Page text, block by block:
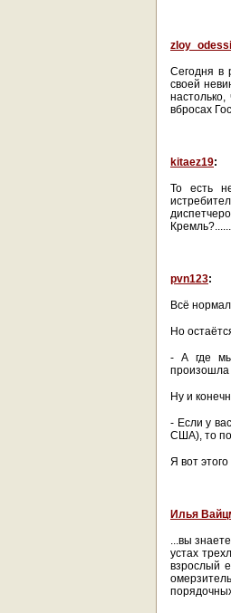
Сегодня в
своей
вбросах
kitaez19:
То есть
pvn123:
Всё
Но
- А где мы
произошла
Ну и
- Если у
США), то
Я вот
Илья
...вы
устах
взрослый